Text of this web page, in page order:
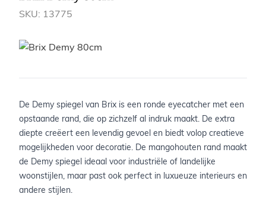
SKU: 13775
Afbeeldingen
De Demy spiegel van Brix is een ronde eyecatcher met een
opstaande rand, die op zichzelf al indruk maakt. De extra
diepte creëert een levendig gevoel en biedt volop creatieve
mogelijkheden voor decoratie. De mangohouten rand maakt
de Demy spiegel ideaal voor industriële of landelijke
woonstijlen, maar past ook perfect in luxueuze interieurs en
andere stijlen.